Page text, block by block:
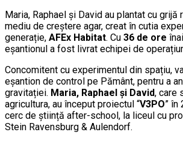
Maria, Raphael și David au plantat cu grijă
mediu de creștere agar, creat în cutia
generație, AFEx Habitat. Cu 36 de ore
eșantionul a fost livrat echipei de
Concomitent cu experimentul din spațiu,
eșantion de control pe Pământ, pentru a
gravitației. Maria, Raphael și David, care
agricultura, au început proiectul “V3PO” în
cerc de știință after-school, la liceul cu
Stein Ravensburg & Aulendorf.